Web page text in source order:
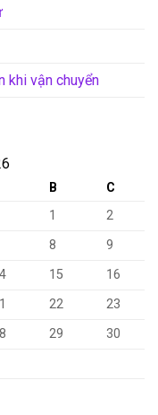
khi vận chuyển
B
C
1
2
8
9
15
16
22
23
29
30